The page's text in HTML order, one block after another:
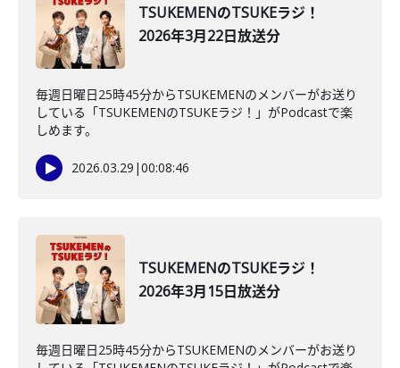
TSUKEMENのTSUKEラジ！
2026年3月22日放送分
毎週日曜日25時45分からTSUKEMENのメンバーがお送り
している「TSUKEMENのTSUKEラジ！」がPodcastで楽
しめます。
2026.03.29 |00:08:46
TSUKEMENのTSUKEラジ！
2026年3月15日放送分
毎週日曜日25時45分からTSUKEMENのメンバーがお送り